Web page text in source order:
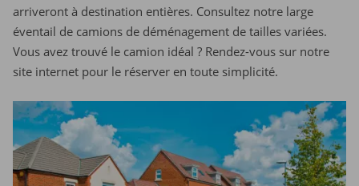
arriveront à destination entières. Consultez notre large
éventail de camions de déménagement de tailles variées.
Vous avez trouvé le camion idéal ? Rendez-vous sur notre
site internet pour le réserver en toute simplicité.